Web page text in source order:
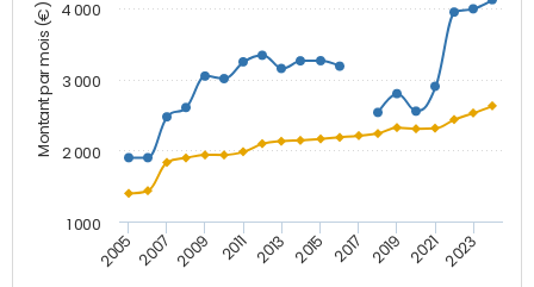
Montant par mois (€)
2005 2007 2009 2011 2013 2015 2017 2019 2021 2023
1 000
2 000
3 000
4 000